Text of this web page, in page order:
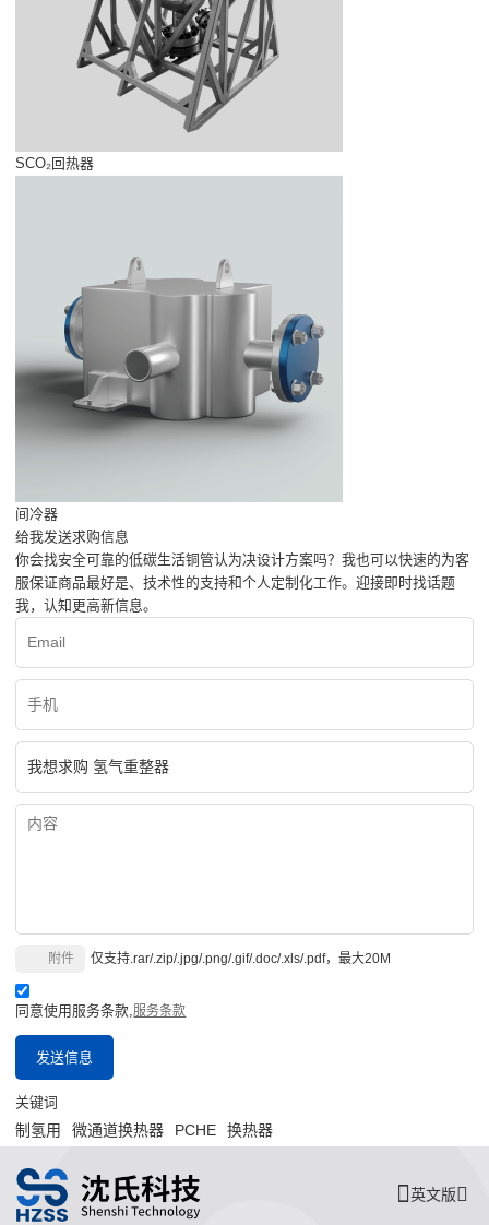
SCO₂回热器
间冷器
给我发送求购信息
你会找安全可靠的低碳生活铜管认为决设计方案吗？我也可以快速的为客
服保证商品最好是、技术性的支持和个人定制化工作。迎接即时找话题
我，认知更高新信息。
仅支持.rar/.zip/.jpg/.png/.gif/.doc/.xls/.pdf，最大20M
附件
同意使用服务条款, 服务条款
发送信息
关键词
制氢用 微通道换热器 PCHE 换热器
英文版